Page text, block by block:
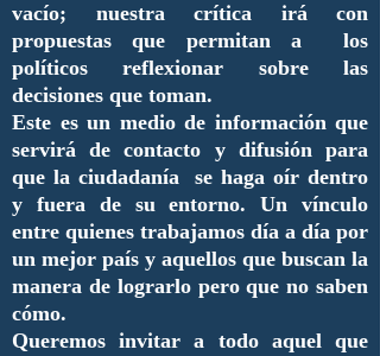
vacío; nuestra crítica irá con
propuestas que permitan a los
políticos reflexionar sobre las
decisiones que toman.
Este es un medio de información que
servirá de contacto y difusión para
que la ciudadanía se haga oír dentro
y fuera de su entorno. Un vínculo
entre quienes trabajamos día a día por
un mejor país y aquellos que buscan la
manera de lograrlo pero que no saben
cómo.
Queremos invitar a todo aquel que